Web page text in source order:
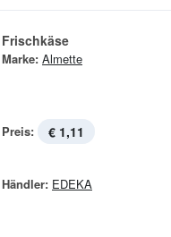
Frischkäse
Marke: Almette
Preis: € 1,11
Händler: EDEKA